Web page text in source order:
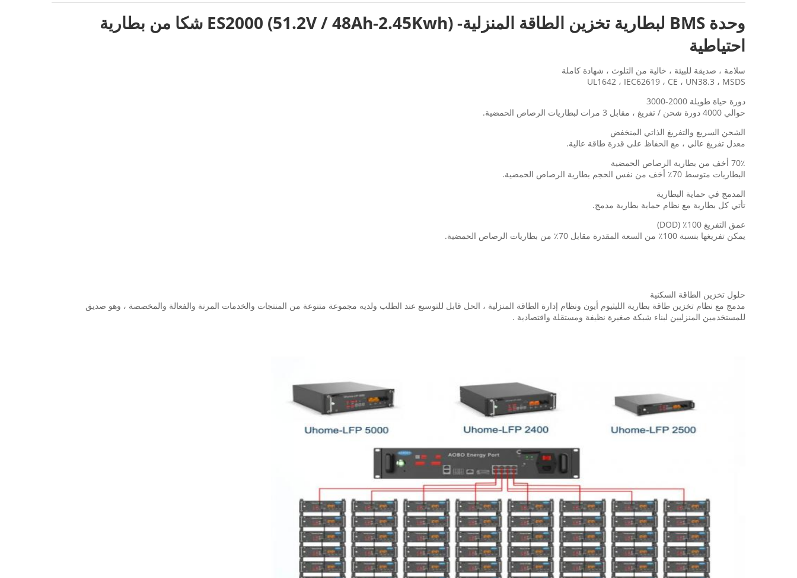
وحدة BMS لبطارية تخزين الطاقة المنزلية- ES2000 (51.2V / 48Ah-2.45Kwh) شكا من بطارية
احتياطية
سلامة ، صديقة للبيئة ، خالية من التلوث ، شهادة كاملة
UL1642 ، IEC62619 ، CE ، UN38.3 ، MSDS
دورة حياة طويلة 2000-3000
حوالي 4000 دورة شحن / تفريغ ، مقابل 3 مرات لبطاريات الرصاص الحمضية.
الشحن السريع والتفريغ الذاتي المنخفض
معدل تفريغ عالي ، مع الحفاظ على قدرة طاقة عالية.
70٪ أخف من بطارية الرصاص الحمضية
البطاريات متوسط ​​70٪ أخف من نفس الحجم بطارية الرصاص الحمضية.
المدمج في حماية البطارية
تأتي كل بطارية مع نظام حماية بطارية مدمج.
عمق التفريغ 100٪ (DOD)
يمكن تفريغها بنسبة 100٪ من السعة المقدرة مقابل 70٪ من بطاريات الرصاص الحمضية.
حلول تخزين الطاقة السكنية
مدمج مع نظام تخزين طاقة بطارية الليثيوم أيون ونظام إدارة الطاقة المنزلية ، الحل قابل للتوسيع عند الطلب ولديه مجموعة متنوعة من المنتجات والخدمات المرنة والفعالة والمخصصة ، وهو صديق
للمستخدمين المنزليين لبناء شبكة صغيرة نظيفة ومستقلة واقتصادية .